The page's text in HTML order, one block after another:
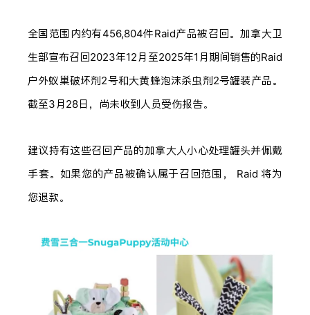
全国范围内约有456,804件Raid产品被召回。加拿大卫
生部宣布召回2023年12月至2025年1月期间销售的Raid
户外蚁巢破坏剂2号和大黄蜂泡沫杀虫剂2号罐装产品。
截至3月28日，尚未收到人员受伤报告。
建议持有这些召回产品的加拿大人小心处理罐头并佩戴
手套。如果您的产品被确认属于召回范围， Raid 将为
您退款。